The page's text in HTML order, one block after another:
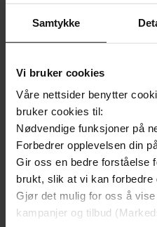
Samtykke
Vi bruker cookies
Våre nettsider benytter
bruker cookies til:
Nødvendige funksjoner på
Forbedrer opplevelsen din
Gir oss en bedre forståelse
brukt, slik at vi kan forbedre
Gjør det mulig for oss å
kampanjer og tilbud
399,-